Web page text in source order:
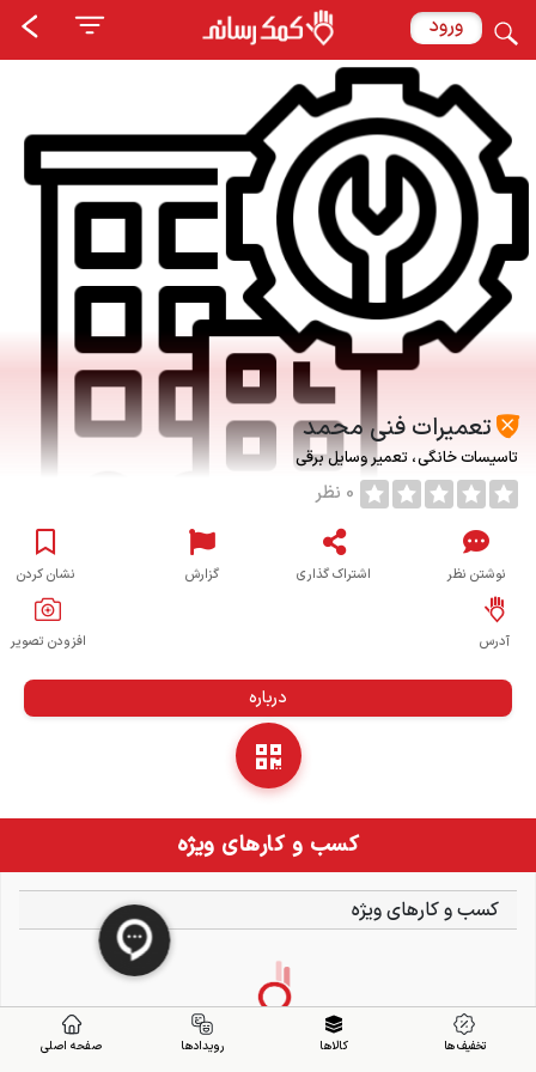
ورود
تعمیرات فنی محمد
تاسیسات خانگی تعمیر وسایل برقی
0 نظر
نوشتن نظر اشتراک گذاری گزارش نشان کردن
آدرس افزودن تصویر
درباره
کسب و کارهای ویژه
کسب و کارهای ویژه
تخفیف ها کالاها رویدادها صفحه اصلی